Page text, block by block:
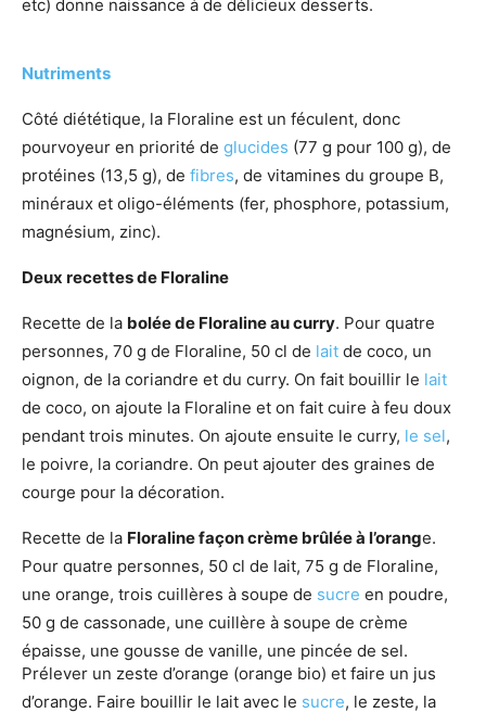
etc) donne naissance à de délicieux desserts.
Nutriments
Côté diététique, la Floraline est un féculent, donc
pourvoyeur en priorité de glucides (77 g pour 100 g), de
protéines (13,5 g), de fibres, de vitamines du groupe B,
minéraux et oligo-éléments (fer, phosphore, potassium,
magnésium, zinc).
Deux recettes de Floraline
Recette de la bolée de Floraline au curry. Pour quatre
personnes, 70 g de Floraline, 50 cl de lait de coco, un
oignon, de la coriandre et du curry. On fait bouillir le lait
de coco, on ajoute la Floraline et on fait cuire à feu doux
pendant trois minutes. On ajoute ensuite le curry, le sel,
le poivre, la coriandre. On peut ajouter des graines de
courge pour la décoration.
Recette de la Floraline façon crème brûlée à l’orange.
Pour quatre personnes, 50 cl de lait, 75 g de Floraline,
une orange, trois cuillères à soupe de sucre en poudre,
50 g de cassonade, une cuillère à soupe de crème
épaisse, une gousse de vanille, une pincée de sel.
Prélever un zeste d’orange (orange bio) et faire un jus
d’orange. Faire bouillir le lait avec le sucre, le zeste, la